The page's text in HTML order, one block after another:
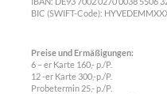
BIC (SWIFT-Code):
Preise und Ermäßigungen:
6 – er Karte 160,- p./P.
12 -er Karte 300,-p./P.
Probetermin 25,- p./P.